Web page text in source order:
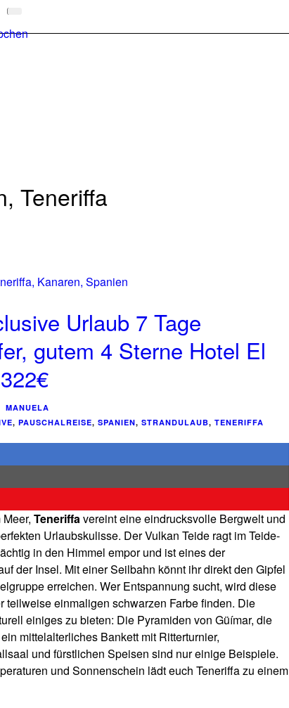
Teneriffa
Urlaub 7 Tage
gutem 4 Sterne Hotel El
MANUELA
, PAUSCHALREISE, SPANIEN, STRANDULAUB, TENERIFFA
Teneriffavereint eine eindrucksvolle Bergwelt und
Urlaubskulisse. Der Vulkan Teide ragt im Teide-
in den Himmel empor und ist eines der
der Insel. Mit einer Seilbahn könnt ihr direkt den Gipfel
erreichen. Wer Entspannung sucht, wird diese
teilweise einmaligen schwarzen Farbe finden. Die
einiges zu bieten: Die Pyramiden von Güímar, die
mittelalterliches Bankett mit Ritterturnier,
und fürstlichen Speisen sind nur einige Beispiele.
und Sonnenschein lädt euch Teneriffa zu einem